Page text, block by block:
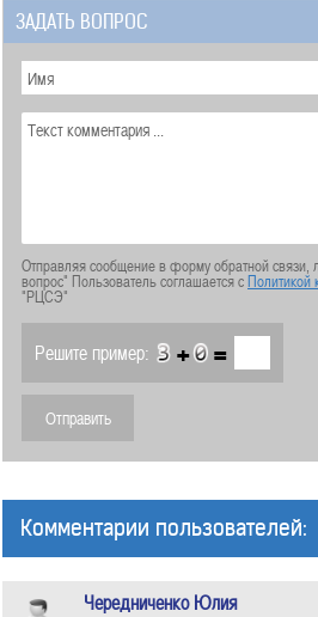
ЗАДАТЬ ВОПРОС
Отправляя сообщение в форму обратной связи,
вопрос" Пользователь соглашается сПолитикой
"РЦСЭ"
Решите пример: + =
Комментарии пользователей:
Чередниченко Юлия